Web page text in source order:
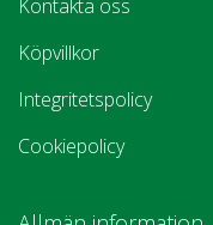
Kontakta oss
Köpvillkor
Integritetspolicy
Cookiepolicy